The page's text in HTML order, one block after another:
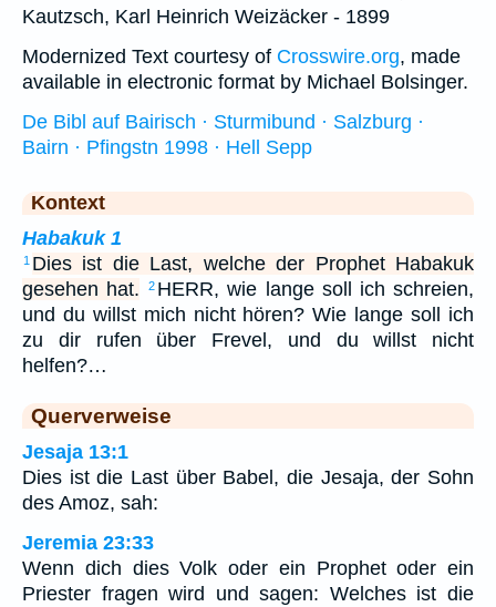
Kautzsch, Karl Heinrich Weizäcker - 1899
Modernized Text courtesy of Crosswire.org, made
available in electronic format by Michael Bolsinger.
De Bibl auf Bairisch · Sturmibund · Salzburg ·
Bairn · Pfingstn 1998 · Hell Sepp
Kontext
Habakuk 1
1 Dies ist die Last, welche der Prophet Habakuk
gesehen hat.
2 HERR, wie lange soll ich schreien,
und du willst mich nicht hören? Wie lange soll ich
zu dir rufen über Frevel, und du willst nicht
helfen?…
Querverweise
Jesaja 13:1
Dies ist die Last über Babel, die Jesaja, der Sohn
des Amoz, sah:
Jeremia 23:33
Wenn dich dies Volk oder ein Prophet oder ein
Priester fragen wird und sagen: Welches ist die